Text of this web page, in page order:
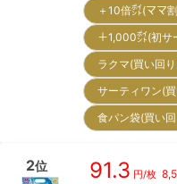
＋10倍㌽(ママ
＋1,000㌽(初
ラクマ(買い回
サーティワン(
食パン袋(買い
2位 91.3 円/枚